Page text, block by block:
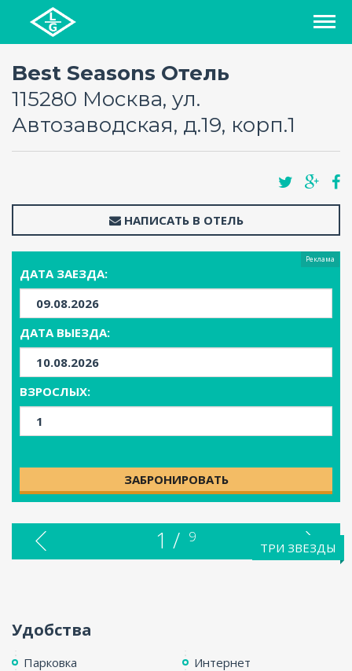
СПИСОК ОТЕЛЕЙ
РЕГИОНЫ
О ПРОЕКТЕ
FAQ
Best Seasons Отель
115280 Москва, ул.
Автозаводская, д.19, корп.1
НАПИСАТЬ В ОТЕЛЬ
Реклама
ДАТА ЗАЕЗДА:
ДАТА ВЫЕЗДА:
ВЗРОСЛЫХ:
ЗАБРОНИРОВАТЬ
ТРИ ЗВЕЗДЫ
1 / 9
Удобства
Парковка Интернет